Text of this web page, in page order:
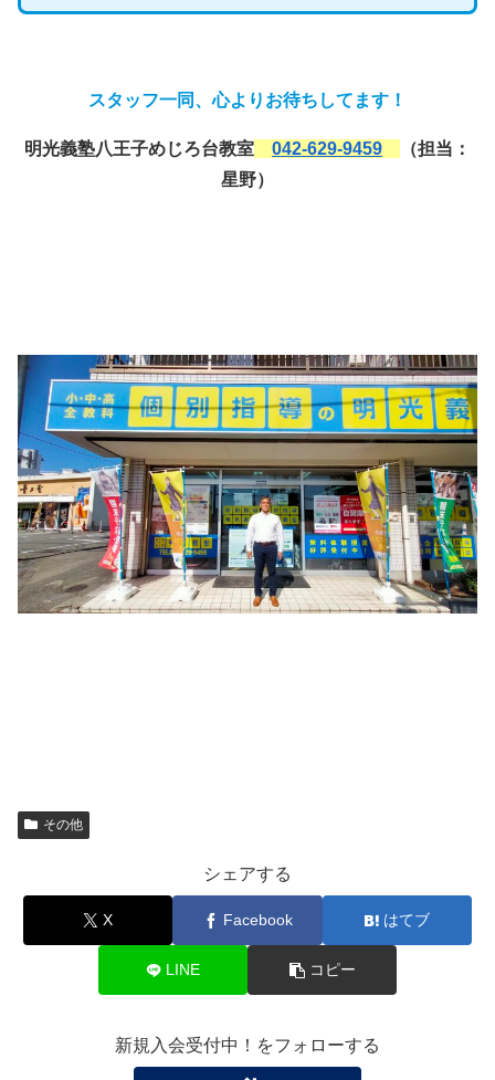
スタッフ一同、心よりお待ちしてます！
明光義塾八王子めじろ台教室 042-629-9459
（担当：
星野）
その他
シェアする
X Facebook はてブ
LINE コピー
新規入会受付中！をフォローする